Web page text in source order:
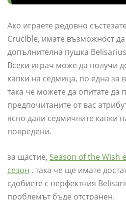
Ако играете редовно
Crucible, имате възможност
допълнителна пушка
Всеки играч може да получи
капки на седмица, по една за
така че можете да опитате да
предпочитаните от вас
ясно дали седмичните капки
повредени.
за щастие, Season of the Wish
сезон , така че ще имате
сдобиете с перфектния
проблемът бъде отстранен.